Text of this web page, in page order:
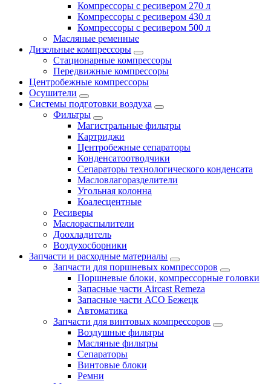
Компрессоры с ресивером 270 л
Компрессоры с ресивером 430 л
Компрессоры с ресивером 500 л
Масляные ременные
Дизельные компрессоры
Стационарные компрессоры
Передвижные компрессоры
Центробежные компрессоры
Осушители
Системы подготовки воздуха
Фильтры
Магистральные фильтры
Картриджи
Центробежные сепараторы
Конденсатоотводчики
Сепараторы технологического конденсата
Масловлагоразделители
Угольная колонна
Коалесцентные
Ресиверы
Маслораспылители
Доохладитель
Воздухосборники
Запчасти и расходные материалы
Запчасти для поршневых компрессоров
Поршневые блоки, компрессорные головки
Запасные части Aircast Remeza
Запасные части АСО Бежецк
Автоматика
Запчасти для винтовых компрессоров
Воздушные фильтры
Масляные фильтры
Сепараторы
Винтовые блоки
Ремни